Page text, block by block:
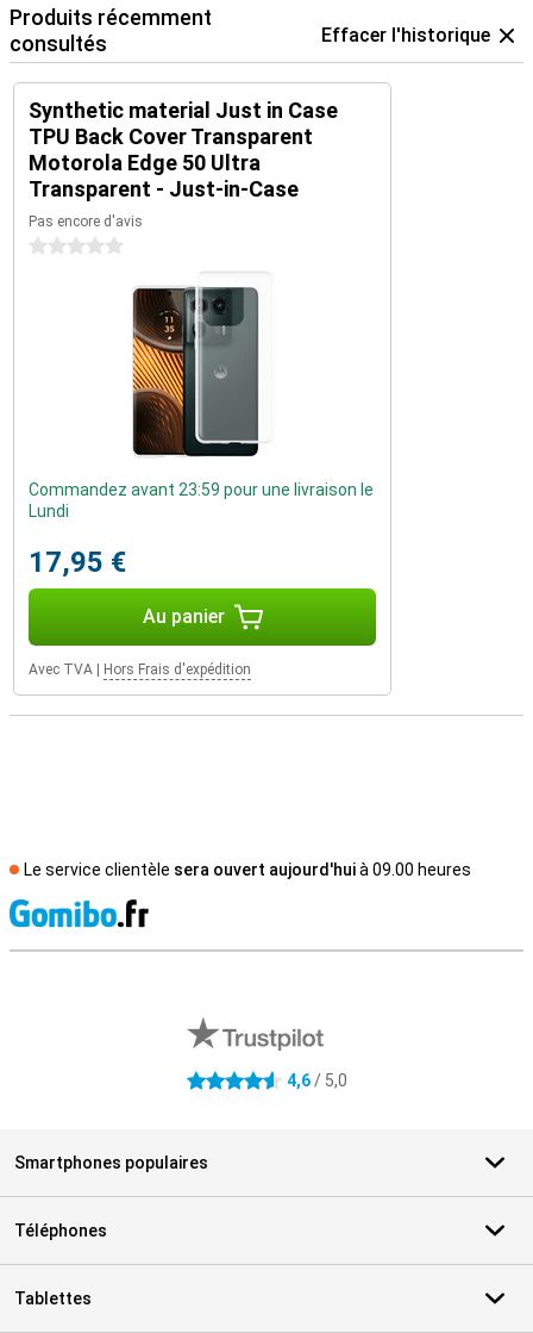
Produits récemment
consultés
Effacer l'historique
Synthetic material Just in Case
TPU Back Cover Transparent
Motorola Edge 50 Ultra
Transparent - Just-in-Case
Pas encore d'avis
0 étoiles
Commandez avant 23:59 pour une livraison le
Lundi
17,95 €
Au panier
Avec TVA Hors Frais d'expédition
Le service clientèle sera ouvert aujourd'huià 09.00 heures
4.6 étoiles 4,6/ 5,0
Smartphones populaires
Téléphones
Tablettes